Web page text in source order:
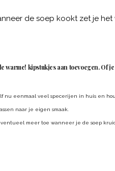
de soep kookt zet je het
warme! kipstukjes aan toevoegen. Of
nu eenmaal veel specerijen in huis en
naar je eigen smaak.
meer toe wanneer je de soep